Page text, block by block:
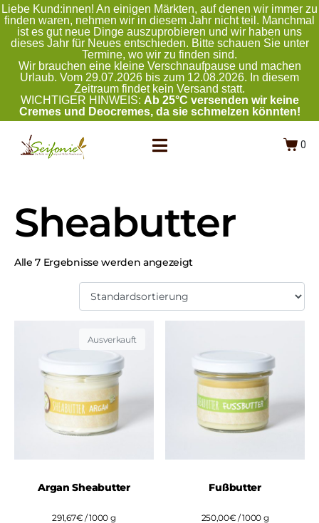
Liebe Kund:innen! An einigen Märkten, auf denen wir immer zu
finden waren, nehmen wir in diesem Jahr nicht teil. Manchmal
ist es gut neue Dinge auszuprobieren und wir haben uns
dieses Jahr für Neues entschieden. Bitte schauen Sie unter
Termine, wo wir zu finden sind.
Wir brauchen eine kleine Verschnaufpause und machen
Urlaub. Vom 29.07.2026 bis zum 12.08.2026. In diesem
Zeitraum findet kein Versand statt.
WICHTIGER HINWEIS: Ab 25°C versenden wir keine
Cremes und Deocremes, da sie schmelzen könnten!
0
Sheabutter
Alle 7 Ergebnisse werden angezeigt
Ausverkauft
Argan Sheabutter
291,67€ /1000 g
Fußbutter
250,00€ /1000 g